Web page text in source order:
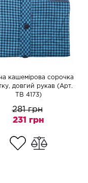
кашемірова сорочка
довгий рукав (Арт.
TB 4173)
281 грн
231 грн